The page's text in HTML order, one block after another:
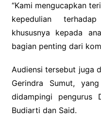
“Kami mengucapkan
kepedulian
khususnya kepada
bagian penting dari
Audiensi tersebut juga
Gerindra Sumut,
didampingi pengurus
Budiarti dan Said.